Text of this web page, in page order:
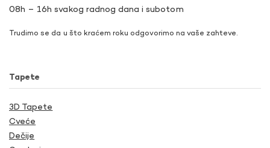
08h – 16h svakog radnog dana i subotom
Trudimo se da u što kraćem roku odgovorimo na vaše zahteve.
Tapete
3D Tapete
Cveće
Dečije